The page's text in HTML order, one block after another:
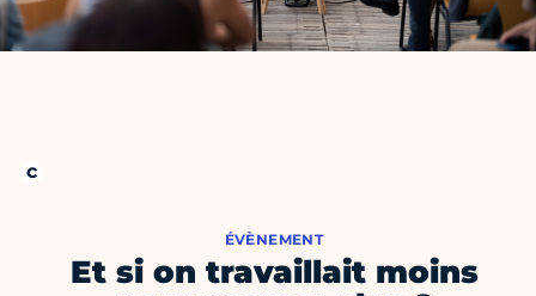
ÉVÈNEMENT
Et si on travaillait moins